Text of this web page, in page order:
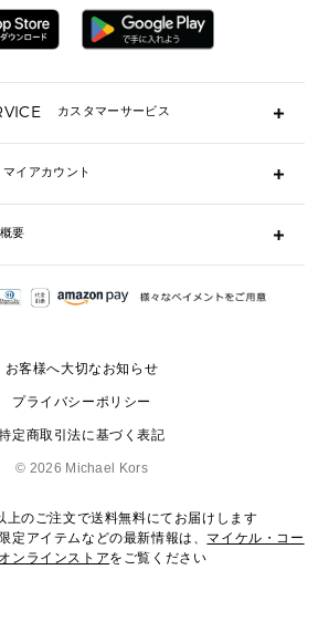
メンズ 時計・その他
財布・フラグメントケース
▶ 小物すべて
ス・カードケース・名刺入れ
サンダル
スニーカー
▶ ウェア
アクセサリー
カスタマーサービス
ングができますか？
グを購入商品分送ってもらえますか？
ルが受信できないのですが？
ますか？
マイアカウント
要
お客様へ大切なお知らせ
プライバシーポリシー
定商取引法に基づく表記
© 2026 Michael Kors
上のご注文で送料無料にてお届けします
定アイテムなどの最新情報は、 マイケル・コー
ンラインストアをご覧ください